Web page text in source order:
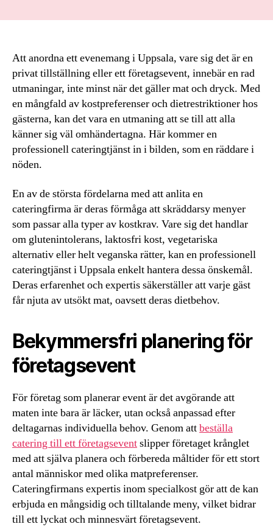
Att anordna ett evenemang i Uppsala, vare sig det är en
privat tillställning eller ett företagsevent, innebär en rad
utmaningar, inte minst när det gäller mat och dryck. Med
en mångfald av kostpreferenser och dietrestriktioner hos
gästerna, kan det vara en utmaning att se till att alla
känner sig väl omhändertagna. Här kommer en
professionell cateringtjänst in i bilden, som en räddare i
nöden.
En av de största fördelarna med att anlita en
cateringfirma är deras förmåga att skräddarsy menyer
som passar alla typer av kostkrav. Vare sig det handlar
om glutenintolerans, laktosfri kost, vegetariska
alternativ eller helt veganska rätter, kan en professionell
cateringtjänst i Uppsala enkelt hantera dessa önskemål.
Deras erfarenhet och expertis säkerställer att varje gäst
får njuta av utsökt mat, oavsett deras dietbehov.
Bekymmersfri planering för
företagsevent
För företag som planerar event är det avgörande att
maten inte bara är läcker, utan också anpassad efter
deltagarnas individuella behov. Genom attbeställa
catering till ett företagseventslipper företaget krånglet
med att själva planera och förbereda måltider för ett stort
antal människor med olika matpreferenser.
Cateringfirmans expertis inom specialkost gör att de kan
erbjuda en mångsidig och tilltalande meny, vilket bidrar
till ett lyckat och minnesvärt företagsevent.